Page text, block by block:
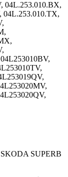
04L.253.010.BX,
04L.253.010.TX,
SKODA SUPERB